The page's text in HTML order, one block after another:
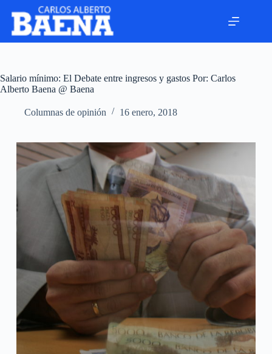
Salario mínimo: El Debate entre ingresos y gastos Por: Carlos
Alberto Baena @ Baena
Columnas de opinión 16 enero, 2018